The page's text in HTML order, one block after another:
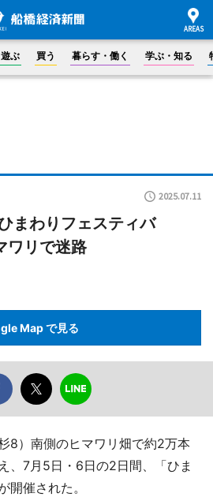
ぶ 買う 暮らす・働く 学ぶ・知る
2025.07.11
まわりフェスティバ
リで迷路
Map で見る
8）南側のヒマワリ畑で約2万本
、7月5日・6日の2日間、「ひま
開催された。